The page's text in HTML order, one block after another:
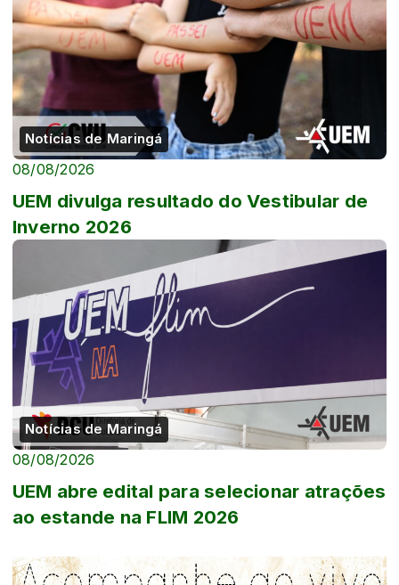
Notícias de Maringá
08/08/2026
UEM divulga resultado do Vestibular de
Inverno 2026
Notícias de Maringá
08/08/2026
UEM abre edital para selecionar atrações
ao estande na FLIM 2026